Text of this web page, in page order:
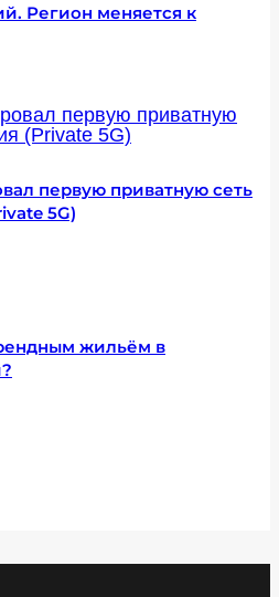
Регион меняется к
первую приватную сеть
5G)
жильём в